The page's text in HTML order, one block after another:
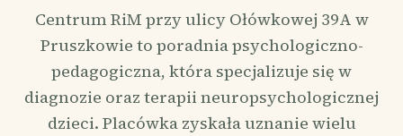
Centrum RiM przy ulicy Ołówkowej 39A w
Pruszkowie to poradnia psychologiczno-
pedagogiczna, która specjalizuje się w
diagnozie oraz terapii neuropsychologicznej
dzieci. Placówka zyskała uznanie wielu